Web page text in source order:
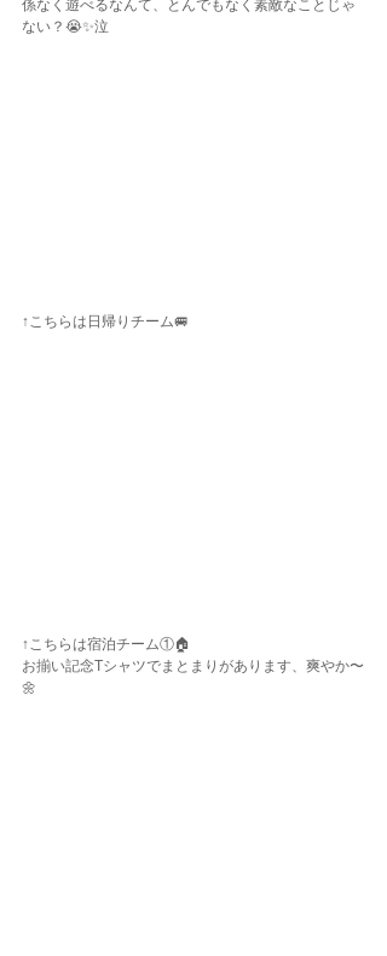
係なく遊べるなんて、とんでもなく素敵なことじゃ
ない？😭✨泣
↑こちらは日帰りチーム🚐
↑こちらは宿泊チーム①🏠
お揃い記念Tシャツでまとまりがあります、爽やか〜
🌼